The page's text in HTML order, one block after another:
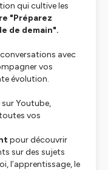
qui cultive les
"Préparez
de demain".
avec
vos
évolution.
Youtube,
vos
pour découvrir
sur des sujets
l’apprentissage, le